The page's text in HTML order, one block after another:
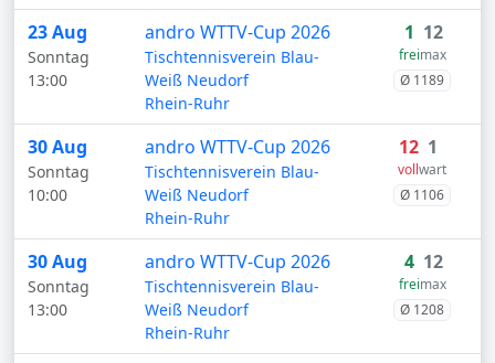
23 Aug
Sonntag
13:00
andro WTTV-Cup 2026
Tischtennisverein Blau-
Weiß Neudorf
Rhein-Ruhr
1
frei
12
max
Ø 1189
30 Aug
Sonntag
10:00
andro WTTV-Cup 2026
Tischtennisverein Blau-
Weiß Neudorf
Rhein-Ruhr
12
voll
1
wart
Ø 1106
30 Aug
Sonntag
13:00
andro WTTV-Cup 2026
Tischtennisverein Blau-
Weiß Neudorf
Rhein-Ruhr
4
frei
12
max
Ø 1208